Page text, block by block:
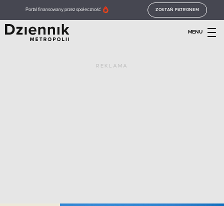
Portal finansowany przez społeczność ZOSTAŃ PATRONEM
MENU
REKLAMA